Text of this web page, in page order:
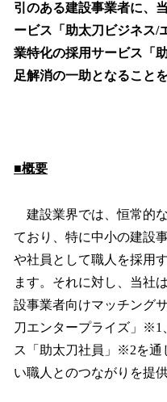
引のある建設事業者に、
ービス「助太刀ビジネス/
業特化の採用サービス「
足解消の一助となること
■概要
建設業界では、恒常的
ており、特に中小の建設
や社員として職人を採用
ます。それに対し、当社
設事業者向けマッチング
刀エンタープライズ」※1
ス「助太刀社員」※2を通
い職人とのつながりを提